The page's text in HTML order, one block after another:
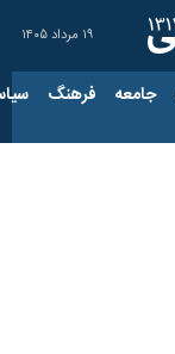
۱۹ مرداد ۱۴۰۵
جامعه فرهنگ